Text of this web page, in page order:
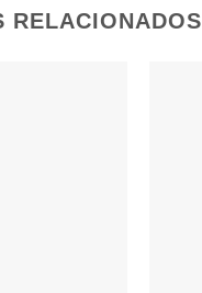
RELACIONADOS